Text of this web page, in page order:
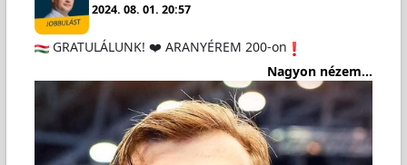
2024. 08. 01. 20:57
GRATULÁLUNK! ❤️ ARANYÉREM 200-on
Nagyon nézem...